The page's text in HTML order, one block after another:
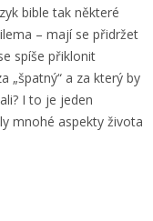
bible tak některé
– mají se přidržet
spíše přiklonit
„špatný“ a za který by
I to je jeden
mnohé aspekty života